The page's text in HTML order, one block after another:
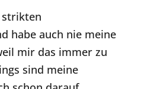
strikten
habe auch nie meine
mir das immer zu
sind meine